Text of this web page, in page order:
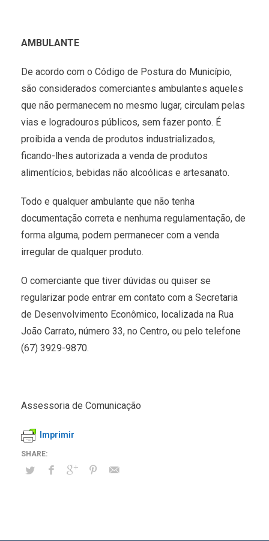
AMBULANTE
De acordo com o Código de Postura do Município,
são considerados comerciantes ambulantes aqueles
que não permanecem no mesmo lugar, circulam pelas
vias e logradouros públicos, sem fazer ponto. É
proibida a venda de produtos industrializados,
ficando-lhes autorizada a venda de produtos
alimentícios, bebidas não alcoólicas e artesanato.
Todo e qualquer ambulante que não tenha
documentação correta e nenhuma regulamentação, de
forma alguma, podem permanecer com a venda
irregular de qualquer produto.
O comerciante que tiver dúvidas ou quiser se
regularizar pode entrar em contato com a Secretaria
de Desenvolvimento Econômico, localizada na Rua
João Carrato, número 33, no Centro, ou pelo telefone
(67) 3929-9870.
Assessoria de Comunicação
Imprimir